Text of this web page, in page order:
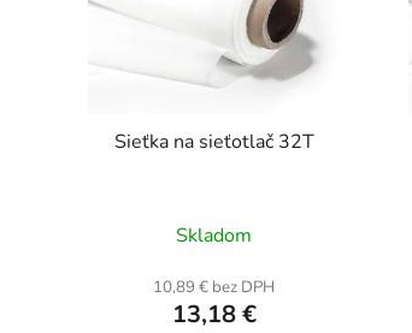
Sieťka na sieťotlač 32T
Skladom
10,89 € bez DPH
13,18 €